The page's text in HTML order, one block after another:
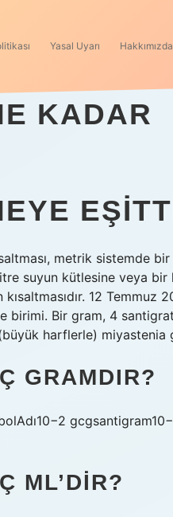
Yasal Uyarı Hakkımızda
KADAR
metrik sistemde
suyun kütlesine veya
kısaltmasıdır. 12
birimi. Bir gram, 4
harflerle) miyastenia
GRAMDIR?
ML’DIR?